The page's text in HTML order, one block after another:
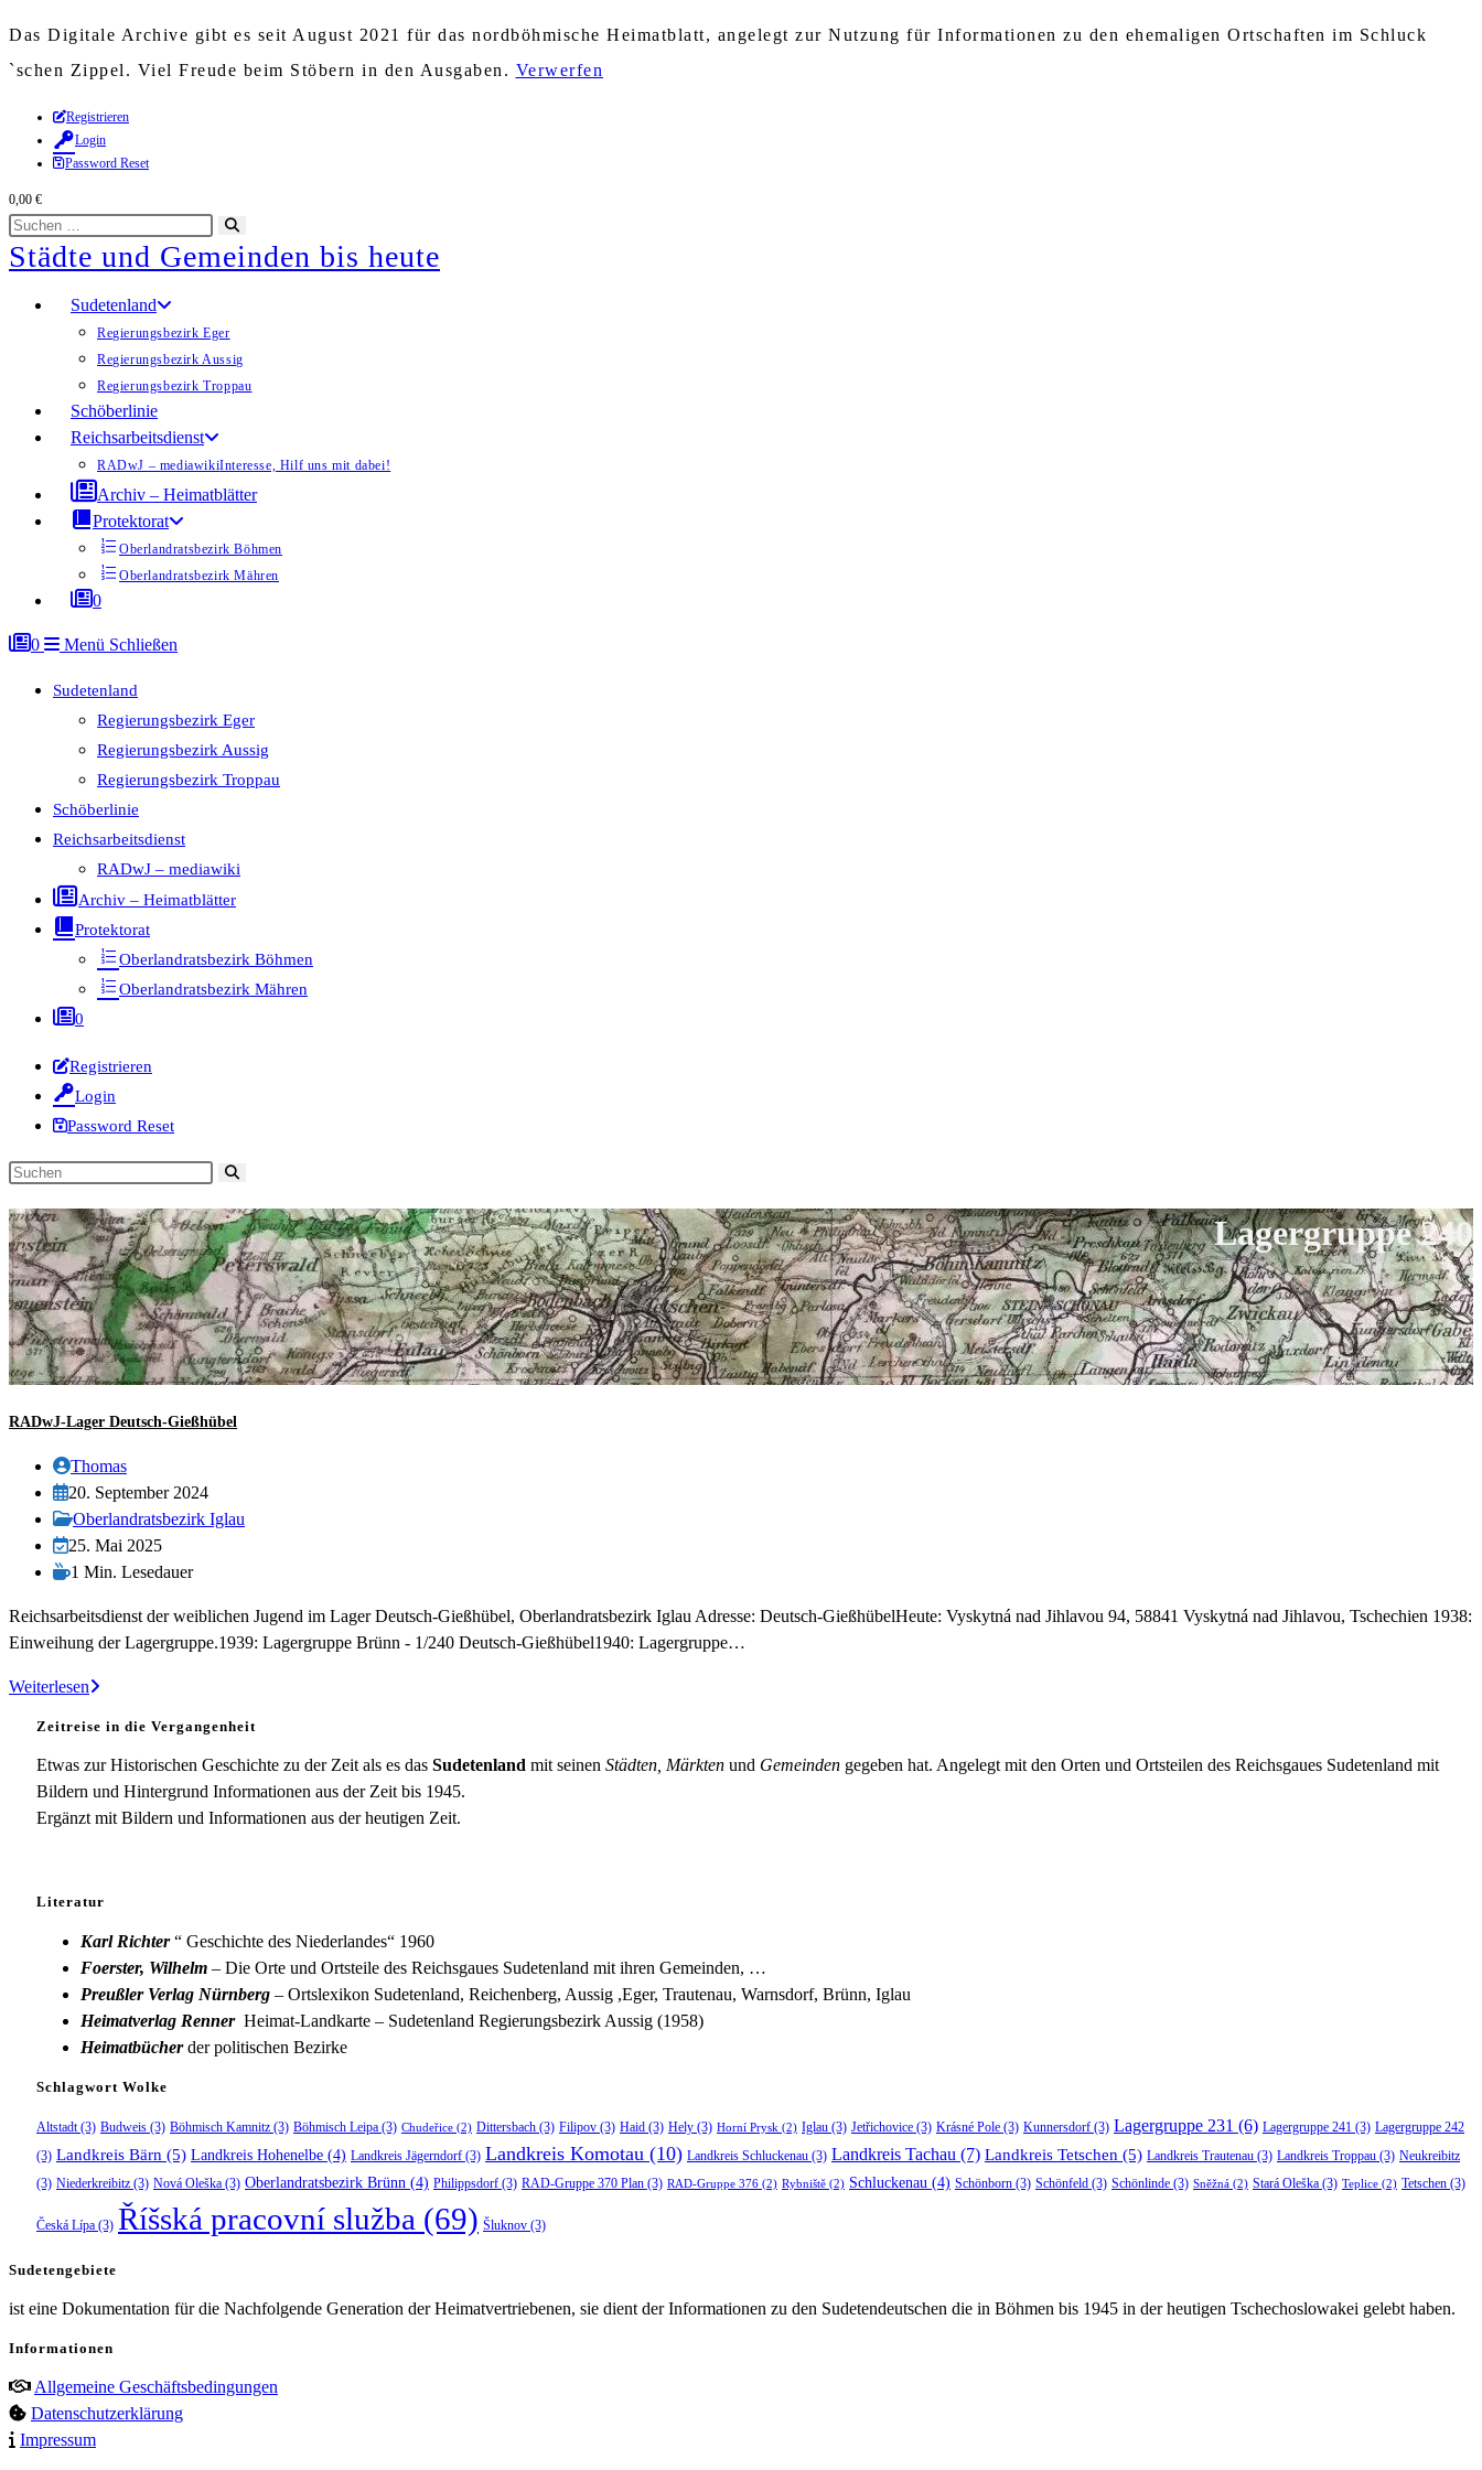
Das Digitale Archive gibt es seit August 2021 für das nordböhmische Heimatblatt, angelegt zur Nutzung für Informationen zu den ehemaligen Ortschaften im Schluck
`schen Zippel. Viel Freude beim Stöbern in den Ausgaben. Verwerfen
Zum
Inhalt
springen
Registrieren
Login
Password Reset
0,00 €
Diese
Website
durchsuchen
starten
Städte und Gemeinden bis heute
Sudetenland
Regierungsbezirk Eger
Regierungsbezirk Aussig
Regierungsbezirk Troppau
Schöberlinie
Reichsarbeitsdienst
RADwJ – mediawikiInteresse, Hilf uns mit dabei!
Archiv – Heimatblätter
Protektorat
Oberlandratsbezirk Böhmen
Oberlandratsbezirk Mähren
0
0 Menü Schließen
Sudetenland
Regierungsbezirk Eger
Regierungsbezirk Aussig
Regierungsbezirk Troppau
Schöberlinie
Reichsarbeitsdienst
RADwJ – mediawiki
Archiv – Heimatblätter
Protektorat
Oberlandratsbezirk Böhmen
Oberlandratsbezirk Mähren
0
Registrieren
Login
Password Reset
Diese
durchsuchen
Lagergruppe 240
RADwJ-Lager Deutsch-Gießhübel
Beitrags-
Autor:
Thomas
Beitrag
veröffentlicht:
20. September 2024
Beitrags-
Kategorie:
Oberlandratsbezirk Iglau
Beitrag
zuletzt
am:
25. Mai 2025
Lesedauer:
1 Min. Lesedauer
Reichsarbeitsdienst der weiblichen Jugend im Lager Deutsch-Gießhübel, Oberlandratsbezirk Iglau Adresse: Deutsch-GießhübelHeute: Vyskytná nad Jihlavou 94, 58841 Vyskytná nad Jihlavou, Tschechien 1938:
Einweihung der Lagergruppe.1939: Lagergruppe Brünn - 1/240 Deutsch-Gießhübel1940: Lagergruppe…
WeiterlesenRADwJ-
Gießhübel
Zeitreise in die Vergangenheit
Etwas zur Historischen Geschichte zu der Zeit als es das Sudetenland mit seinen Städten, Märkten und Gemeinden gegeben hat. Angelegt mit den Orten und Ortsteilen des Reichsgaues Sudetenland mit
Bildern und Hintergrund Informationen aus der Zeit bis 1945.
Ergänzt mit Bildern und Informationen aus der heutigen Zeit.
Literatur
Karl Richter“ Geschichte des Niederlandes“ 1960
Foerster, Wilhelm – Die Orte und Ortsteile des Reichsgaues Sudetenland mit ihren Gemeinden, …
Preußler Verlag Nürnberg – Ortslexikon Sudetenland, Reichenberg, Aussig ,Eger, Trautenau, Warnsdorf, Brünn, Iglau
Heimatverlag Renner Heimat-Landkarte – Sudetenland Regierungsbezirk Aussig (1958)
Heimatbücherder politischen Bezirke
Schlagwort Wolke
Altstadt(3) Budweis (3) Böhmisch Kamnitz (3) Böhmisch Leipa (3) Chudeřice (2) Dittersbach (3) Filipov (3) Haid (3) Hely (3) Horní Prysk (2) Iglau (3) Jetřichovice (3) Krásné Pole (3) Kunnersdorf (3) Lagergruppe 231 (6) Lagergruppe 241 (3) Lagergruppe 242
(3) Landkreis Bärn (5) Landkreis Hohenelbe (4) Landkreis Jägerndorf (3) Landkreis Komotau (10) Landkreis Schluckenau (3) Landkreis Tachau (7) Landkreis Tetschen (5) Landkreis Trautenau (3) Landkreis Troppau (3) Neukreibitz
(3) Niederkreibitz (3) Nová Oleška (3) Oberlandratsbezirk Brünn (4) Philippsdorf (3) RAD-Gruppe 370 Plan (3) RAD-Gruppe 376 (2) Rybniště (2) Schluckenau (4) Schönborn (3) Schönfeld (3) Schönlinde (3) Sněžná (2) Stará Oleška (3) Teplice (2) Tetschen (3)
Česká Lípa (3) Říšská pracovní služba (69) Šluknov (3)
Sudetengebiete
ist eine Dokumentation für die Nachfolgende Generation der Heimatvertriebenen, sie dient der Informationen zu den Sudetendeutschen die in Böhmen bis 1945 in der heutigen Tschechoslowakei gelebt haben.
Informationen
Allgemeine Geschäftsbedingungen
Datenschutzerklärung
Impressum